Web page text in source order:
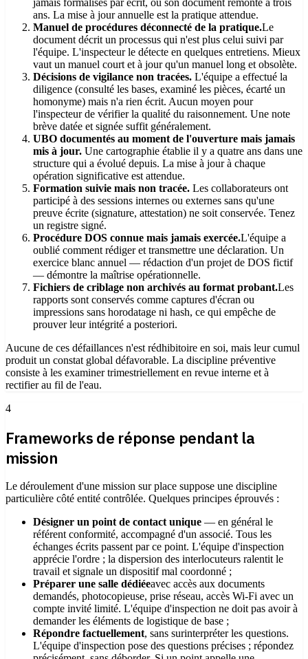
jamais formalisés par écrit, ou son document remonte à trois
ans. La mise à jour annuelle est la pratique attendue.
Manuel de procédures déconnecté de la pratique.Le
document décrit un processus qui n'est plus celui suivi par
l'équipe. L'inspecteur le détecte en quelques entretiens. Mieux
vaut un manuel court et à jour qu'un manuel long et obsolète.
Décisions de vigilance non tracées. L'équipe a effectué la
diligence (consulté les bases, examiné les pièces, écarté un
homonyme) mais n'a rien écrit. Aucun moyen pour
l'inspecteur de vérifier la qualité du raisonnement. Une note
brève datée et signée suffit généralement.
UBO documentés au moment de l'ouverture mais jamais
mis à jour. Une cartographie établie il y a quatre ans dans une
structure qui a évolué depuis. La mise à jour à chaque
opération significative est attendue.
Formation suivie mais non tracée. Les collaborateurs ont
participé à des sessions internes ou externes sans qu'une
preuve écrite (signature, attestation) ne soit conservée. Tenez
un registre signé.
Procédure DOS connue mais jamais exercée.L'équipe a
oublié comment rédiger et transmettre une déclaration. Un
exercice blanc annuel — rédaction d'un projet de DOS fictif
— démontre la maîtrise opérationnelle.
Fichiers de criblage non archivés au format probant.Les
rapports sont conservés comme captures d'écran ou
impressions sans horodatage ni hash, ce qui empêche de
prouver leur intégrité a posteriori.
Aucune de ces défaillances n'est rédhibitoire en soi, mais leur cumul
produit un constat global défavorable. La discipline préventive
consiste à les examiner trimestriellement en revue interne et à
rectifier au fil de l'eau.
4
Frameworks de réponse pendant la
mission
Le déroulement d'une mission sur place suppose une discipline
particulière côté entité contrôlée. Quelques principes éprouvés :
Désigner un point de contact unique — en général le
référent conformité, accompagné d'un associé. Tous les
échanges écrits passent par ce point. L'équipe d'inspection
apprécie l'ordre ; la dispersion des interlocuteurs ralentit le
travail et signale un dispositif mal coordonné ;
Préparer une salle dédiéeavec accès aux documents
demandés, photocopieuse, prise réseau, accès Wi-Fi avec un
compte invité limité. L'équipe d'inspection ne doit pas avoir à
demander les éléments de logistique de base ;
Répondre factuellement, sans surinterpréter les questions.
L'équipe d'inspection pose des questions précises ; répondez